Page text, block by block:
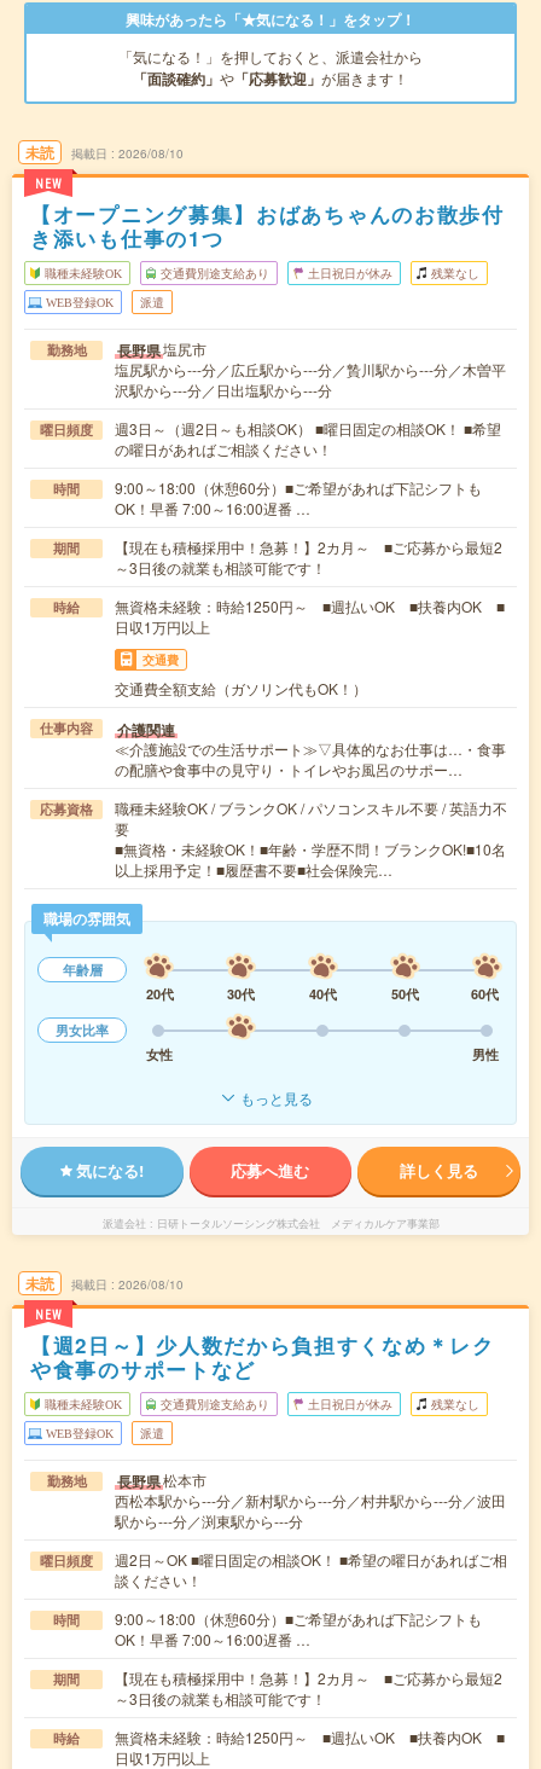
興味があったら「★気になる！」をタップ！
「気になる！」を押しておくと、派遣会社から
「面談確約」 や 「応募歓迎」 が届きます！
未読
NEW
掲載日 2026/08/10
【オープニング募集】おばあちゃんのお散歩付
き添いも仕事の1つ
職種未経験OK 交通費別途支給あり 土日祝日が休み 残業なし
WEB登録OK 派遣
勤務地 長野県塩尻市
塩尻駅から---分／広丘駅から---分／贄川駅から---分／木曽平
沢駅から---分／日出塩駅から---分
曜日頻度
週3日～（週2日～も相談OK） ■曜日固定の相談OK！ ■希望
の曜日があればご相談ください！
時間
9:00～18:00（休憩60分）■ご希望があれば下記シフトも
OK！早番 7:00～16:00遅番 …
期間
【現在も積極採用中！急募！】2カ月～ ■ご応募から最短2
～3日後の就業も相談可能です！
時給
無資格未経験：時給1250円～ ■週払いOK ■扶養内OK ■
日収1万円以上
交通費
交通費全額支給（ガソリン代もOK！）
仕事内容 介護関連
≪介護施設での生活サポート≫▽具体的なお仕事は…・食事
の配膳や食事中の見守り・トイレやお風呂のサポー…
応募資格
職種未経験OK / ブランクOK / パソコンスキル不要 / 英語力不
要
■無資格・未経験OK！■年齢・学歴不問！ブランクOK!■10名
以上採用予定！■履歴書不要■社会保険完…
職場の雰囲気
年齢層
20代
30代 40代 50代
60代
男女比率
女性
男性
もっと見る
気になる! 応募へ進む 詳しく見る
派遣会社 日研トータルソーシング株式会社 メディカルケア事業部
未読
NEW
掲載日 2026/08/10
【週2日～】少人数だから負担すくなめ＊レク
や食事のサポートなど
職種未経験OK 交通費別途支給あり 土日祝日が休み 残業なし
WEB登録OK 派遣
勤務地 長野県松本市
西松本駅から---分／新村駅から---分／村井駅から---分／波田
駅から---分／渕東駅から---分
曜日頻度
週2日～OK ■曜日固定の相談OK！ ■希望の曜日があればご相
談ください！
時間
9:00～18:00（休憩60分）■ご希望があれば下記シフトも
OK！早番 7:00～16:00遅番 …
期間
【現在も積極採用中！急募！】2カ月～ ■ご応募から最短2
～3日後の就業も相談可能です！
時給
無資格未経験：時給1250円～ ■週払いOK ■扶養内OK ■
日収1万円以上